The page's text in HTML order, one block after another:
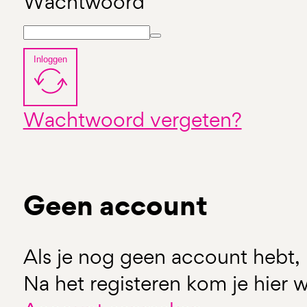
Inloggen
Wachtwoord vergeten?
Geen account
Als je nog geen account hebt,
Na het registeren kom je hier